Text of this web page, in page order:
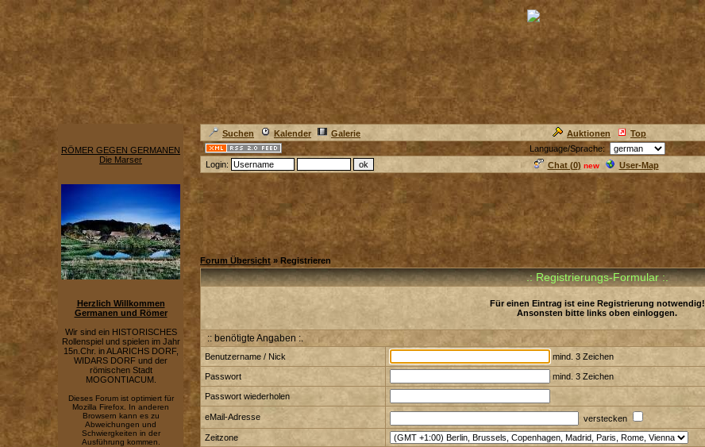
RÖMER GEGEN GERMANEN
Die Marser
Herzlich Willkommen
Germanen und Römer
Wir sind ein HISTORISCHES
Rollenspiel und spielen im Jahr
15n.Chr. in ALARICHS DORF,
WIDARS DORF und der
römischen Stadt
MOGONTIACUM.
Dieses Forum ist optimiert für
Mozilla Firefox. In anderen
Browsern kann es zu
Abweichungen und
Schwiergkeiten in der
Ausführung kommen.
Suchen Kalender Galerie Auktionen Top
Language/Sprache:
Login:
Chat (0) new User-Map
Forum Übersicht » Registrieren
.: Registrierungs-Formular :.
Für einen Eintrag ist eine Registrierung notwendig!
Ansonsten bitte links oben einloggen.
:: benötigte Angaben :.
Benutzername / Nick mind. 3 Zeichen
Passwort mind. 3 Zeichen
Passwort wiederholen
eMail-Adresse
verstecken
Zeitzone